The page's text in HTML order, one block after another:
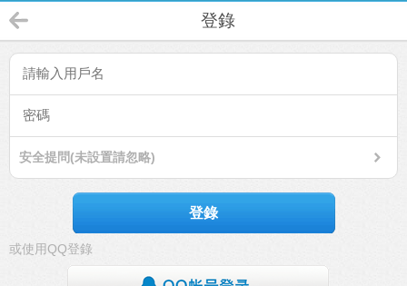
登錄
安全提問(未設置請忽略)
登錄
或使用QQ登錄